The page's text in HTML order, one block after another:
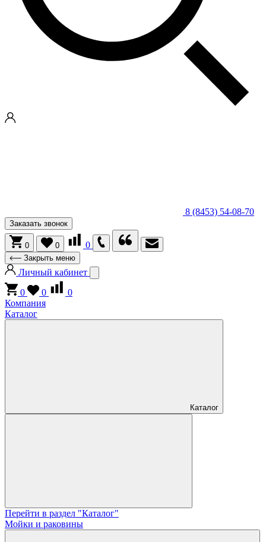
8 (8453) 54-08-70
Заказать звонок
0 0 0
Закрыть меню
Личный кабинет
0
0
0
Компания
Каталог
Каталог
Перейти в раздел "Каталог"
Мойки и раковины